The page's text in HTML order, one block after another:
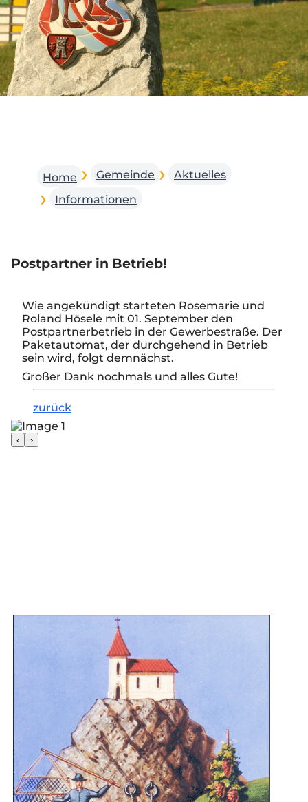
Home Gemeinde
Aktuelles
Informationen
Postpartner in Betrieb!
Wie angekündigt starteten Rosemarie und
Roland Hösele mit 01. September den
Postpartnerbetrieb in der Gewerbestraße. Der
Paketautomat, der durchgehend in Betrieb
sein wird, folgt demnächst.
Großer Dank nochmals und alles Gute!
zurück
‹ ›